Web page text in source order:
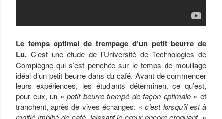
Le temps optimal de trempage d’un petit beurre de
Lu. C’est une étude de l’Université de Technologies de
Compiègne qui s’est penchée sur le temps de mouillage
idéal d’un petit beurre dans du café. Avant de commencer
leurs expériences, les étudiants déterminent ce qu’est,
pour eux, un « petit beurre trempé de façon optimale» et
tranchent, après de vives échanges: «c’est lorsqu’il est à
moitié imbibé de café, laissant le cœur encore croquant. »